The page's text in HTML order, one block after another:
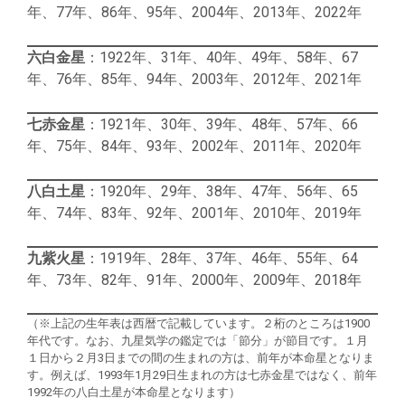
年、77年、86年、95年、2004年、2013年、2022年
六白金星 ：1922年、31年、40年、49年、58年、67
年、76年、85年、94年、2003年、2012年、2021年
七赤金星 ：1921年、30年、39年、48年、57年、66
年、75年、84年、93年、2002年、2011年、2020年
八白土星 ：1920年、29年、38年、47年、56年、65
年、74年、83年、92年、2001年、2010年、2019年
九紫火星 ：1919年、28年、37年、46年、55年、64
年、73年、82年、91年、2000年、2009年、2018年
（※上記の生年表は西暦で記載しています。２桁のところは1900
年代です。なお、九星気学の鑑定では「節分」が節目です。１月
１日から２月3日までの間の生まれの方は、前年が本命星となりま
す。例えば、1993年1月29日生まれの方は七赤金星ではなく、前年
1992年の八白土星が本命星となります）